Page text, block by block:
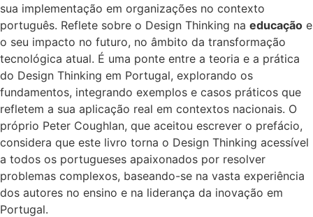
sua implementação em organizações no contexto
português. Reflete sobre o Design Thinking na educação e
o seu impacto no futuro, no âmbito da transformação
tecnológica atual. É uma ponte entre a teoria e a prática
do Design Thinking em Portugal, explorando os
fundamentos, integrando exemplos e casos práticos que
refletem a sua aplicação real em contextos nacionais. O
próprio Peter Coughlan, que aceitou escrever o prefácio,
considera que este livro torna o Design Thinking acessível
a todos os portugueses apaixonados por resolver
problemas complexos, baseando-se na vasta experiência
dos autores no ensino e na liderança da inovação em
Portugal.